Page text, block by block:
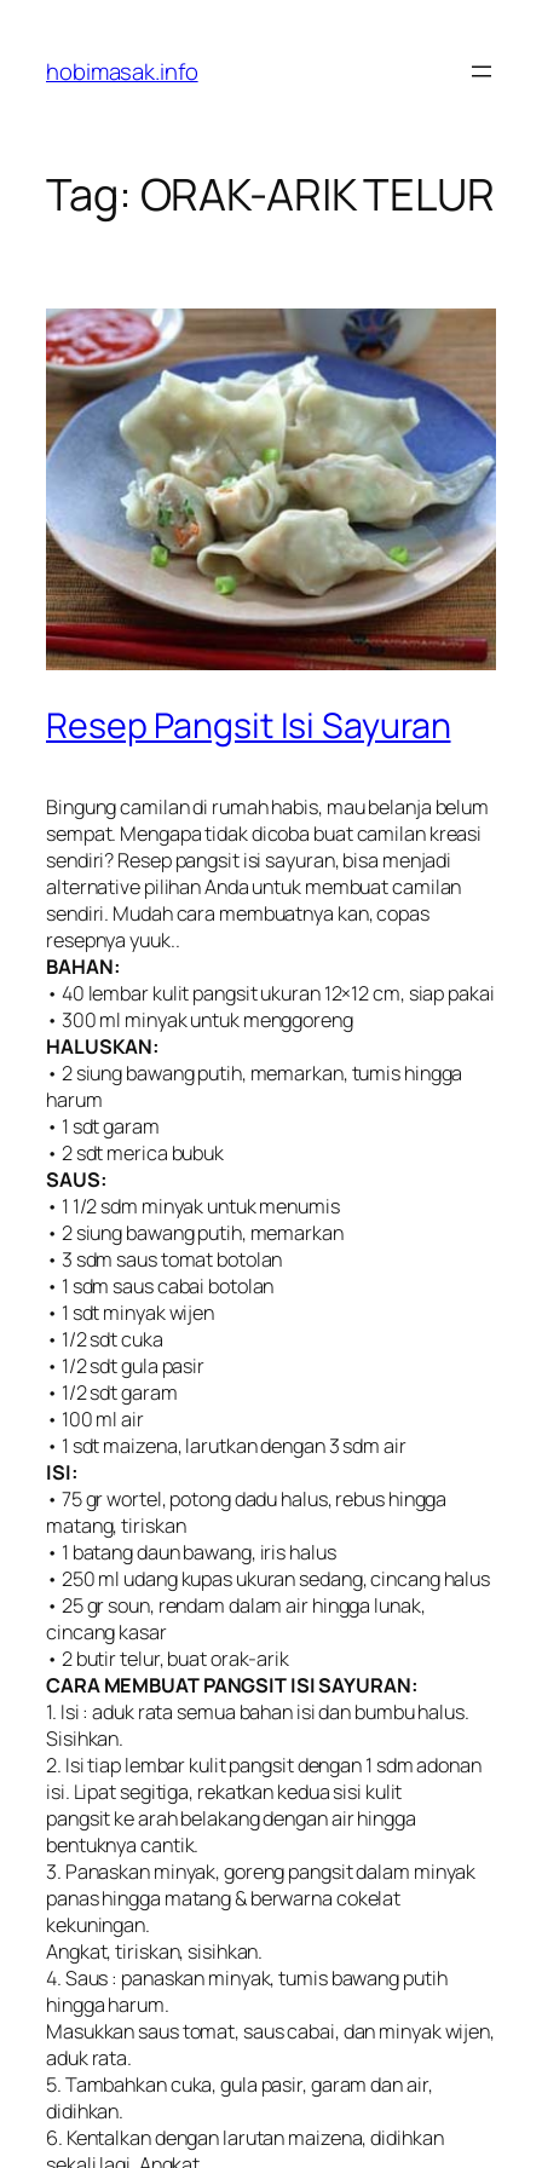
content
hobimasak.info
Tag: ORAK-ARIK TELUR
Resep Pangsit Isi Sayuran
Bingung camilan di rumah habis, mau belanja belum
sempat. Mengapa tidak dicoba buat camilan kreasi
sendiri? Resep pangsit isi sayuran, bisa menjadi
alternative pilihan Anda untuk membuat camilan
sendiri. Mudah cara membuatnya kan, copas
resepnya yuuk..
BAHAN:
• 40 lembar kulit pangsit ukuran 12×12 cm, siap pakai
• 300 ml minyak untuk menggoreng
HALUSKAN:
• 2 siung bawang putih, memarkan, tumis hingga
harum
• 1 sdt garam
• 2 sdt merica bubuk
SAUS:
• 1 1/2 sdm minyak untuk menumis
• 2 siung bawang putih, memarkan
• 3 sdm saus tomat botolan
• 1 sdm saus cabai botolan
• 1 sdt minyak wijen
• 1/2 sdt cuka
• 1/2 sdt gula pasir
• 1/2 sdt garam
• 100 ml air
• 1 sdt maizena, larutkan dengan 3 sdm air
ISI:
• 75 gr wortel, potong dadu halus, rebus hingga
matang, tiriskan
• 1 batang daun bawang, iris halus
• 250 ml udang kupas ukuran sedang, cincang halus
• 25 gr soun, rendam dalam air hingga lunak,
cincang kasar
• 2 butir telur, buat orak-arik
CARA MEMBUAT PANGSIT ISI SAYURAN:
1. Isi : aduk rata semua bahan isi dan bumbu halus.
Sisihkan.
2. Isi tiap lembar kulit pangsit dengan 1 sdm adonan
isi. Lipat segitiga, rekatkan kedua sisi kulit
pangsit ke arah belakang dengan air hingga
bentuknya cantik.
3. Panaskan minyak, goreng pangsit dalam minyak
panas hingga matang & berwarna cokelat
kekuningan.
Angkat, tiriskan, sisihkan.
4. Saus : panaskan minyak, tumis bawang putih
hingga harum.
Masukkan saus tomat, saus cabai, dan minyak wijen,
aduk rata.
5. Tambahkan cuka, gula pasir, garam dan air,
didihkan.
6. Kentalkan dengan larutan maizena, didihkan